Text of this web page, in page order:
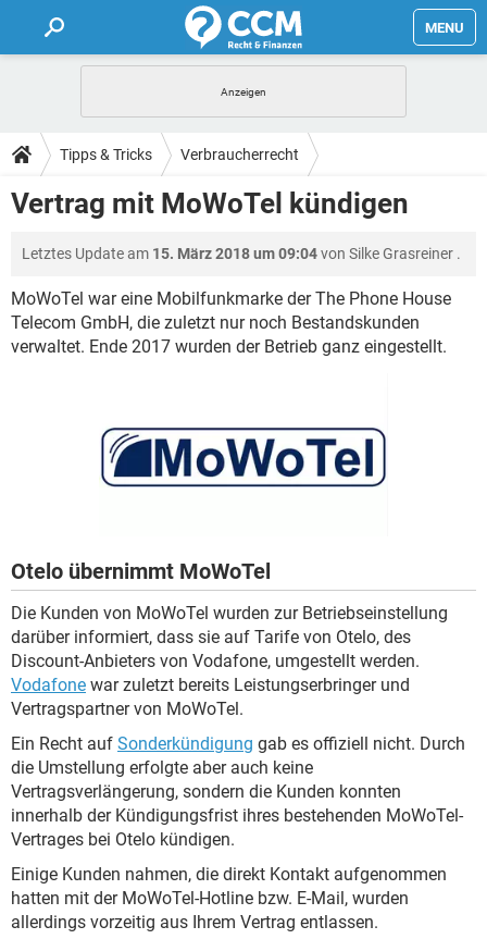
MENU
FORUM
TIPPS
LEXIKON
Tipps & Tricks Verbraucherrecht
Vertrag mit MoWoTel kündigen
Letztes Update am 15. März 2018 um 09:04von Silke Grasreiner .
MoWoTel war eine Mobilfunkmarke der The Phone House
Telecom GmbH, die zuletzt nur noch Bestandskunden
verwaltet. Ende 2017 wurden der Betrieb ganz eingestellt.
Otelo übernimmt MoWoTel
Die Kunden von MoWoTel wurden zur Betriebseinstellung
darüber informiert, dass sie auf Tarife von Otelo, des
Discount-Anbieters von Vodafone, umgestellt werden.
Vodafone war zuletzt bereits Leistungserbringer und
Vertragspartner von MoWoTel.
Ein Recht auf Sonderkündigung gab es offiziell nicht. Durch
die Umstellung erfolgte aber auch keine
Vertragsverlängerung, sondern die Kunden konnten
innerhalb der Kündigungsfrist ihres bestehenden MoWoTel-
Vertrages bei Otelo kündigen.
Einige Kunden nahmen, die direkt Kontakt aufgenommen
hatten mit der MoWoTel-Hotline bzw. E-Mail, wurden
allerdings vorzeitig aus Ihrem Vertrag entlassen.